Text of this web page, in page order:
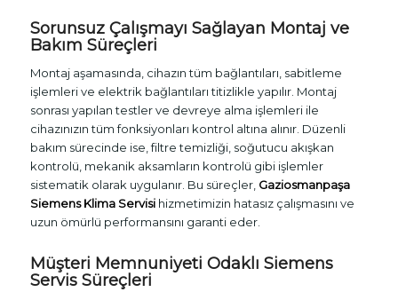
Sorunsuz Çalışmayı Sağlayan Montaj ve
Bakım Süreçleri
Montaj aşamasında, cihazın tüm bağlantıları, sabitleme
işlemleri ve elektrik bağlantıları titizlikle yapılır. Montaj
sonrası yapılan testler ve devreye alma işlemleri ile
cihazınızın tüm fonksiyonları kontrol altına alınır. Düzenli
bakım sürecinde ise, filtre temizliği, soğutucu akışkan
kontrolü, mekanik aksamların kontrolü gibi işlemler
sistematik olarak uygulanır. Bu süreçler, Gaziosmanpaşa
Siemens Klima Servisihizmetimizin hatasız çalışmasını ve
uzun ömürlü performansını garanti eder.
Müşteri Memnuniyeti Odaklı Siemens
Servis Süreçleri